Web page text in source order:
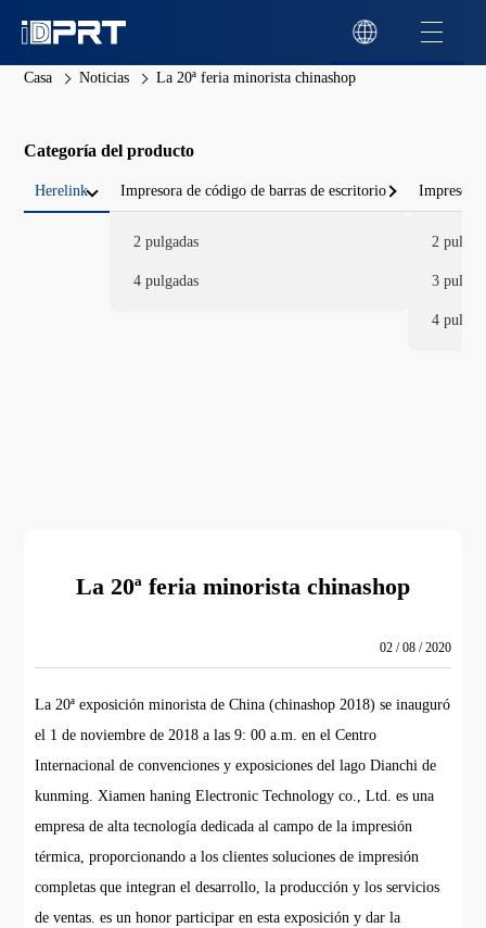
Casa Noticias La 20ª feria minorista chinashop
Categoría del producto
Herelink Impresora de código de barras de escritorio
2 pulgadas
4 pulgadas
Impresora
2
3
4
La 20ª feria minorista chinashop
02 / 08 / 2020
La 20ª exposición minorista de China (chinashop 2018) se inauguró
el 1 de noviembre de 2018 a las 9: 00 a.m. en el Centro
Internacional de convenciones y exposiciones del lago Dianchi de
kunming. Xiamen haning Electronic Technology co., Ltd. es una
empresa de alta tecnología dedicada al campo de la impresión
térmica, proporcionando a los clientes soluciones de impresión
completas que integran el desarrollo, la producción y los servicios
de ventas. es un honor participar en esta exposición y dar la